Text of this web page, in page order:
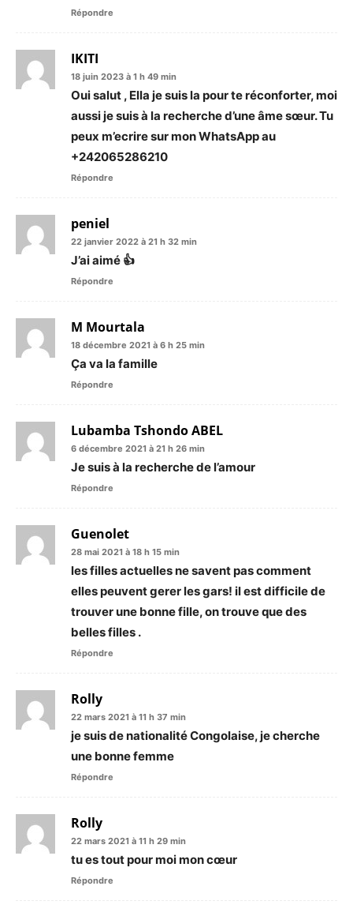
Répondre
IKITI
18 juin 2023 à 1 h 49 min
Oui salut , Ella je suis la pour te réconforter, moi
aussi je suis à la recherche d’une âme sœur. Tu
peux m’ecrire sur mon WhatsApp au
+242065286210
Répondre
peniel
22 janvier 2022 à 21 h 32 min
J’ai aimé 👍
Répondre
M Mourtala
18 décembre 2021 à 6 h 25 min
Ça va la famille
Répondre
Lubamba Tshondo ABEL
6 décembre 2021 à 21 h 26 min
Je suis à la recherche de l’amour
Répondre
Guenolet
28 mai 2021 à 18 h 15 min
les filles actuelles ne savent pas comment
elles peuvent gerer les gars! il est difficile de
trouver une bonne fille, on trouve que des
belles filles .
Répondre
Rolly
22 mars 2021 à 11 h 37 min
je suis de nationalité Congolaise, je cherche
une bonne femme
Répondre
Rolly
22 mars 2021 à 11 h 29 min
tu es tout pour moi mon cœur
Répondre